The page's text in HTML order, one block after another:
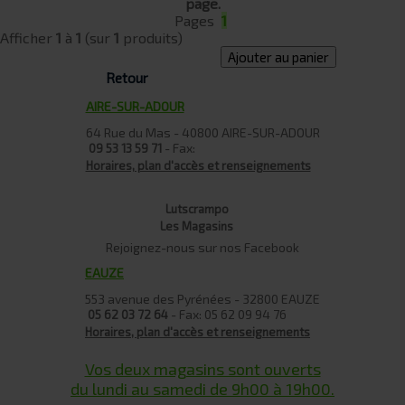
page.
Pages 1
Afficher 1 à 1 (sur 1 produits)
Ajouter au panier
Retour
AIRE-SUR-ADOUR
64 Rue du Mas - 40800 AIRE-SUR-ADOUR
09 53 13 59 71 - Fax:
Horaires, plan d'accès et renseignements
Lutscrampo
Les Magasins
Rejoignez-nous sur nos Facebook
EAUZE
553 avenue des Pyrénées - 32800 EAUZE
05 62 03 72 64 - Fax: 05 62 09 94 76
Horaires, plan d'accès et renseignements
Vos deux magasins sont ouverts
du lundi au samedi de 9h00 à 19h00.